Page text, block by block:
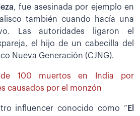
, fue asesinada por ejemplo en
también cuando hacía una
Las autoridades ligaron el
el hijo de un cabecilla del
Nueva Generación (CJNG).
de 100 muertos en India por
causados por el monzón
influencer conocido como “ El